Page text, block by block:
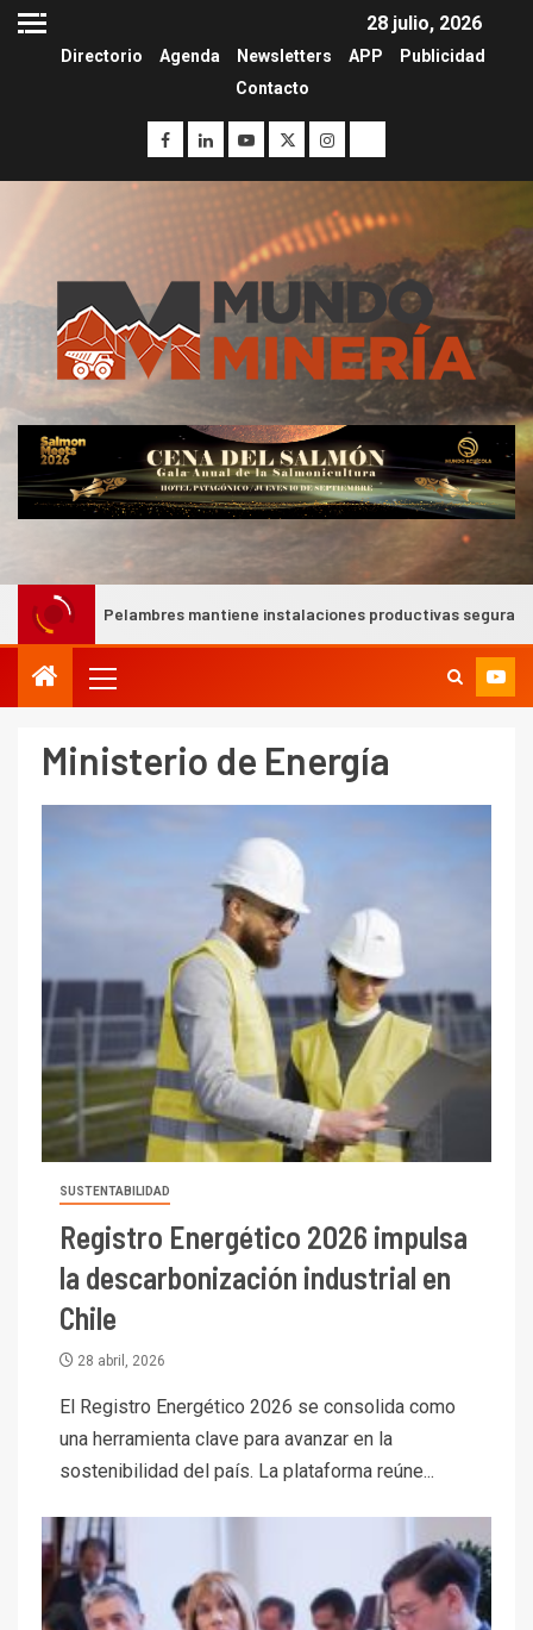
28 julio, 2026
Directorio Agenda Newsletters APP
Publicidad
Contacto
instalaciones productivas seguras tras intensas lluvias en Coquimbo
Ministerio de Energía
SUSTENTABILIDAD
Registro Energético 2026 impulsa
la descarbonización industrial en
Chile
28 abril, 2026
El Registro Energético 2026 se consolida como
una herramienta clave para avanzar en la
sostenibilidad del país. La plataforma reúne...